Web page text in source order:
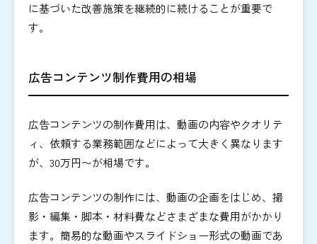
に基づいた改善施策を継続的に続けることが重要で
す。
広告コンテンツ制作費用の相場
広告コンテンツの制作費用は、動画の内容やクオリテ
ィ、依頼する業務範囲などによって大きく異なります
が、30万円〜が相場です。
広告コンテンツの制作には、動画の企画をはじめ、撮
影・編集・脚本・材料費などさまざまな費用がかかり
ます。簡易的な動画やスライドショー形式の動画であ